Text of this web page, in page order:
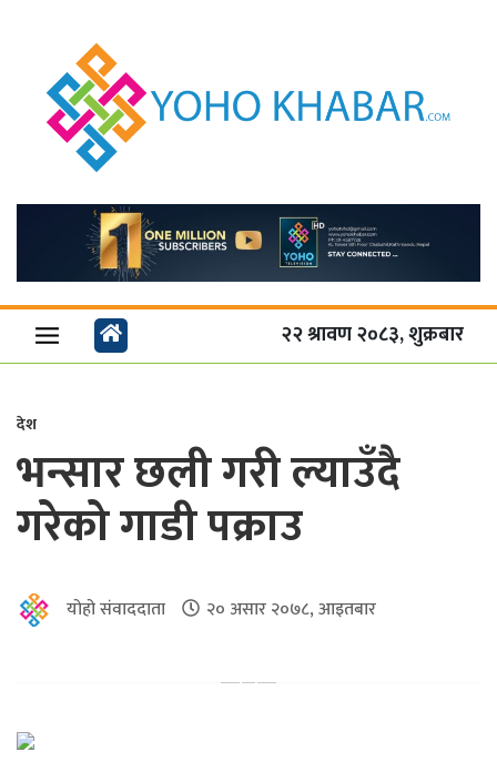
२२ श्रावण २०८३, शुक्रबार
देश
भन्सार छली गरी ल्याउँदै
गरेको गाडी पक्राउ
योहो संवाददाता २० असार २०७८, आइतबार